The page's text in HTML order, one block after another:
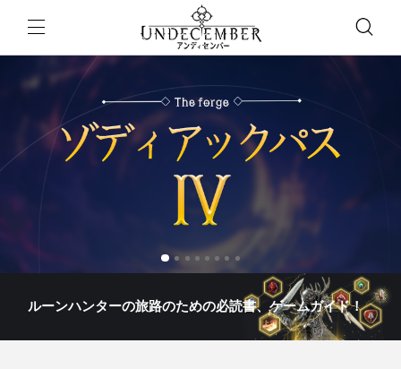
前夜祭イベント🎉
クリエイターを募集しています
！👍
ルーンハンターの旅路のための必読書、ゲームガイド！